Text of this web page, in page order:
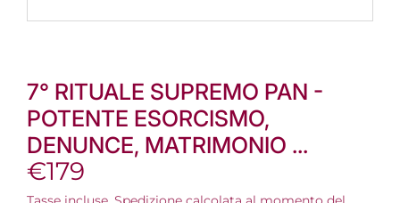
7° RITUALE SUPREMO PAN -
POTENTE ESORCISMO,
DENUNCE, MATRIMONIO ...
€179